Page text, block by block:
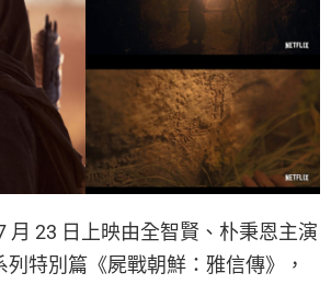
月 23 日上映由全智賢、朴秉恩主演
特別篇《屍戰朝鮮：雅信傳》，